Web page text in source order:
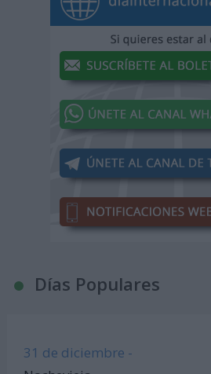
Días Populares
31 de diciembre -